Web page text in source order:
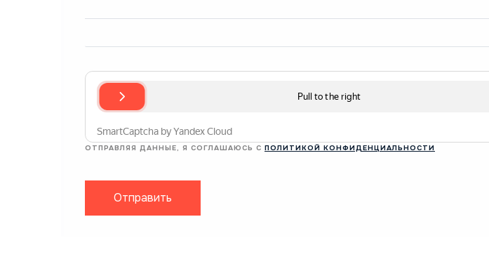
ОТПРАВЛЯЯ ДАННЫЕ, Я СОГЛАШАЮСЬ С ПОЛИТИКОЙ КОНФИДЕНЦИАЛЬНОСТИ
Отправить